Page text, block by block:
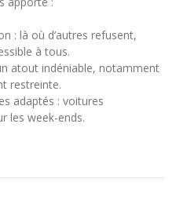
: là où d’autres refusent,
à tous.
atout indéniable, notamment
restreinte.
adaptés : voitures
les week-ends.